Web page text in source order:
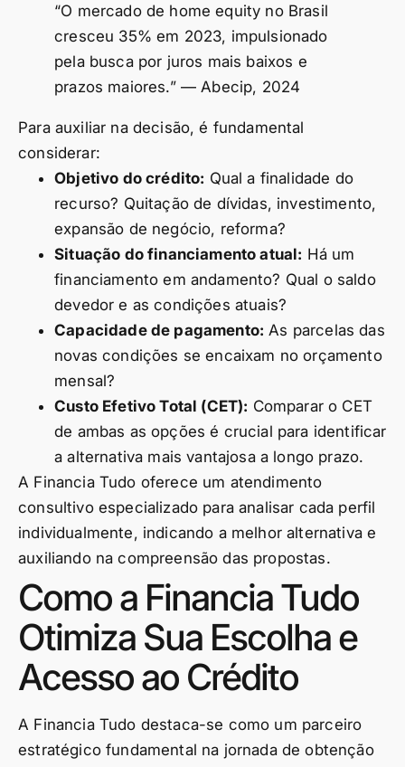
“O mercado de home equity no Brasil
cresceu 35% em 2023, impulsionado
pela busca por juros mais baixos e
prazos maiores.” — Abecip, 2024
Para auxiliar na decisão, é fundamental
considerar:
Objetivo do crédito: Qual a finalidade do
recurso? Quitação de dívidas, investimento,
expansão de negócio, reforma?
Situação do financiamento atual: Há um
financiamento em andamento? Qual o saldo
devedor e as condições atuais?
Capacidade de pagamento: As parcelas das
novas condições se encaixam no orçamento
mensal?
Custo Efetivo Total (CET): Comparar o CET
de ambas as opções é crucial para identificar
a alternativa mais vantajosa a longo prazo.
A Financia Tudo oferece um atendimento
consultivo especializado para analisar cada perfil
individualmente, indicando a melhor alternativa e
auxiliando na compreensão das propostas.
Como a Financia Tudo
Otimiza Sua Escolha e
Acesso ao Crédito
A Financia Tudo destaca-se como um parceiro
estratégico fundamental na jornada de obtenção